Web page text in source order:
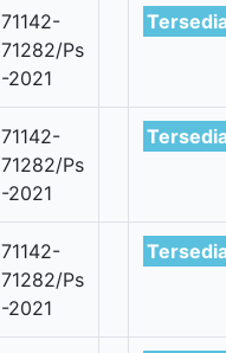
71142-
71282/Ps
-2021
71142-
71282/Ps
-2021
71142-
71282/Ps
-2021